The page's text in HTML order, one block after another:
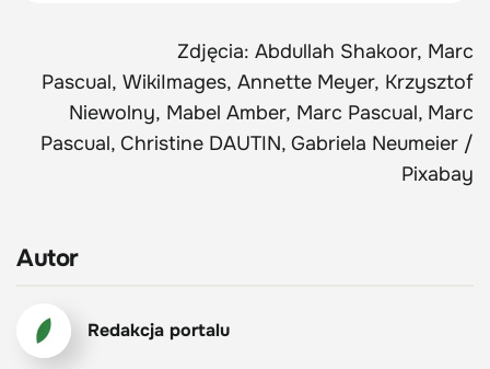
Zdjęcia: Abdullah Shakoor, Marc
Pascual, WikiImages, Annette Meyer, Krzysztof
Niewolny, Mabel Amber, Marc Pascual, Marc
Pascual, Christine DAUTIN, Gabriela Neumeier /
Pixabay
Autor
Redakcja portalu